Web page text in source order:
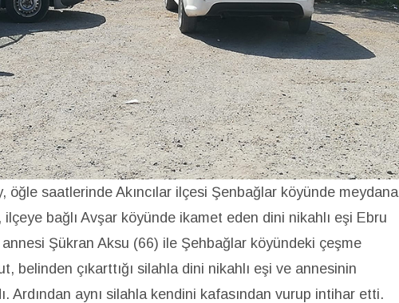
öğle saatlerinde Akıncılar ilçesi Şenbağlar köyünde meydana
bağlı Avşar köyünde ikamet eden dini nikahlı eşi Ebru
Şükran Aksu (66) ile Şehbağlar köyündeki çeşme
belinden çıkarttığı silahla dini nikahlı eşi ve annesinin
Ardından aynı silahla kendini kafasından vurup intihar etti.